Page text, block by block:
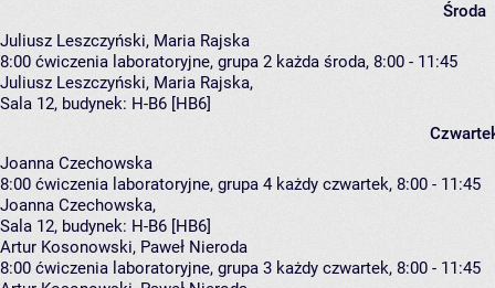
Środa
Juliusz Leszczyński, Maria Rajska
8:00 ćwiczenia laboratoryjne, grupa 2 każda środa, 8:00 - 11:45
Juliusz Leszczyński, Maria Rajska,
Sala 12, budynek: H-B6 [HB6]
Joanna Czechowska
8:00 ćwiczenia laboratoryjne, grupa 4 każdy czwartek, 8:00 - 11:45
Joanna Czechowska,
Sala 12, budynek: H-B6 [HB6]
Artur Kosonowski, Paweł Nieroda
8:00 ćwiczenia laboratoryjne, grupa 3 każdy czwartek, 8:00 - 11:45